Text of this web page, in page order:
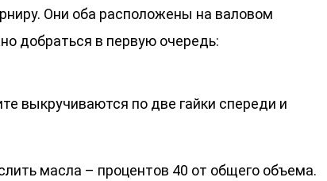
Они оба расположены на валовом
добраться в первую очередь:
выкручиваются по две гайки спереди и
масла – процентов 40 от общего объема.